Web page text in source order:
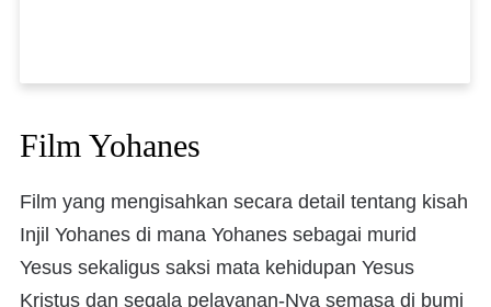
Film Yohanes
Film yang mengisahkan secara detail tentang kisah
Injil Yohanes di mana Yohanes sebagai murid
Yesus sekaligus saksi mata kehidupan Yesus
Kristus dan segala pelayanan-Nya semasa di bumi